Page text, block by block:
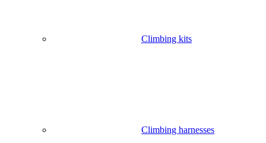
Climbing kits
Climbing harnesses